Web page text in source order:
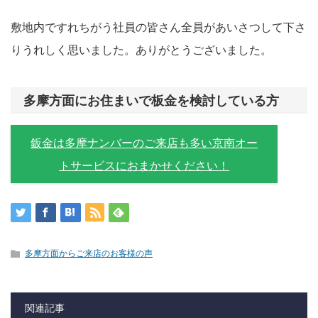
敷地内ですれちがう社員の皆さん全員があいさつして下さ
りうれしく思いました。ありがとうございました。
多摩方面にお住まいで板金を検討している方
鈑金は多摩ナンバーのご来店も多い京南オー
トサービスにおまかせください！
多摩方面からご来店のお客様の声
関連記事